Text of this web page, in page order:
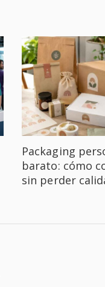
Packaging
barato: cómo
sin perder